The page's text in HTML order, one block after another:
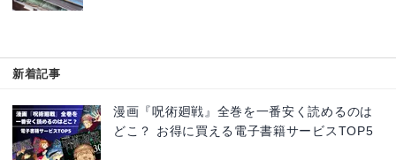
新着記事
漫画『呪術廻戦』全巻を一番安く読めるのは
どこ？ お得に買える電子書籍サービスTOP5